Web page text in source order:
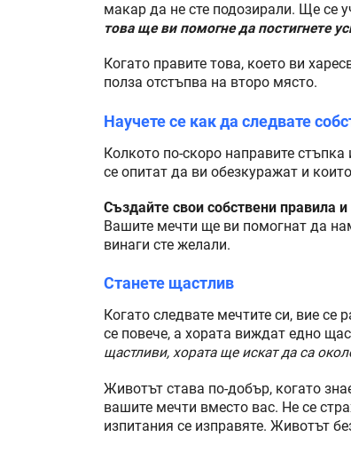
макар да не сте подозирали. Ще се
това ще ви помогне да постигнете
Когато правите това, което ви
полза отстъпва на второ място.
Научете се как да следвате
Колкото по-скоро направите
се опитат да ви обезкуражат и
Създайте свои собствени правила и
Вашите мечти ще ви помогнат да
винаги сте желали.
Станете щастлив
Когато следвате мечтите си, вие се
се повече, а хората виждат едно
щастливи, хората ще искат да са
Животът става по-добър, когато
вашите мечти вместо вас. Не се
изпитания се изправяте. Животът